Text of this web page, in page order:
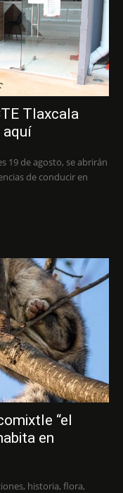
Tlaxcala
aquí
19 de agosto, se abrirán
de conducir en
“el
en
historia, flora,